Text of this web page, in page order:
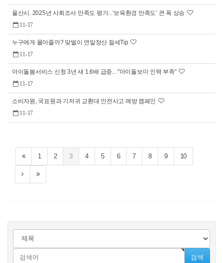
울산시. 2025년 사회조사 만족도 평가...‘보육환경 만족도’ 큰 폭 상승
11-17
누구에게 몰아줄까? 맞벌이 연말정산 절세Tip
11-17
아이돌봄서비스 신청 3년 새 1.6배 급증... "아이돌보미 인력 부족“
11-17
소비자원, 국표원과 기저귀 교환대 안전사고 예방 캠페인
11-17
1 2 3 4 5 6 7 8 9 10
검색